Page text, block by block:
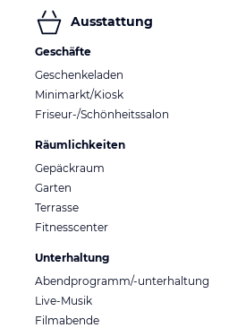
Ausstattung
Geschäfte
Geschenkeladen
Minimarkt/Kiosk
Friseur-/Schönheitssalon
Räumlichkeiten
Gepäckraum
Garten
Terrasse
Fitnesscenter
Unterhaltung
Abendprogramm/-unterhaltung
Live-Musik
Filmabende